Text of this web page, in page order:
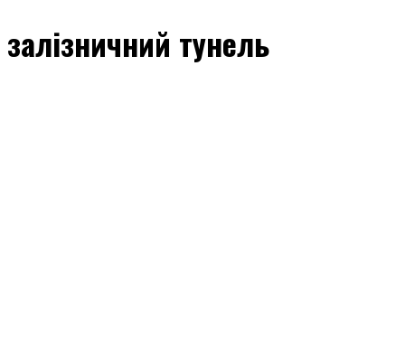
залізничний тунель